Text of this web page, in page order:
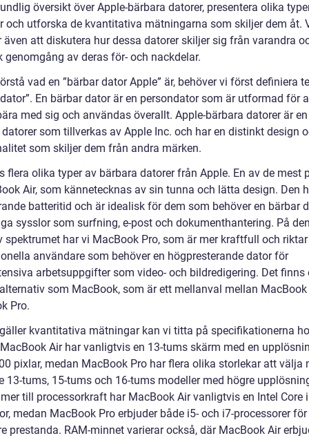
översikt över Apple-bärbara datorer, presentera olika
och utforska de kvantitativa mätningarna som skiljer dem åt.
även att diskutera hur dessa datorer skiljer sig från varandra
genomgång av deras för- och nackdelar.
vad en ”bärbar dator Apple” är, behöver vi först definiera
En bärbar dator är en persondator som är utformad för
med sig och användas överallt. Apple-bärbara datorer är
som tillverkas av Apple Inc. och har en distinkt design
som skiljer dem från andra märken.
flera olika typer av bärbara datorer från Apple. En av de mest
Air, som kännetecknas av sin tunna och lätta design. Den
batteritid och är idealisk för dem som behöver en bärbar
sysslor som surfning, e-post och dokumenthantering. På
spektrumet har vi MacBook Pro, som är mer kraftfull och
användare som behöver en högpresterande dator för
arbetsuppgifter som video- och bildredigering. Det finns
som MacBook, som är ett mellanval mellan
Pro.
kvantitativa mätningar kan vi titta på specifikationerna
Air har vanligtvis en 13-tums skärm med en
pixlar, medan MacBook Pro har flera olika storlekar att välja
13-tums, 15-tums och 16-tums modeller med högre
till processorkraft har MacBook Air vanligtvis en Intel Core
medan MacBook Pro erbjuder både i5- och i7-processorer för
prestanda. RAM-minnet varierar också, där MacBook Air